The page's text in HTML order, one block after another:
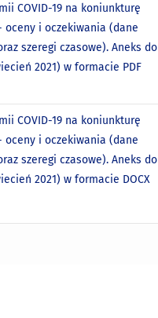
COVID-19 na koniunkturę
oceny i oczekiwania (dane
szeregi czasowe). Aneks do
2021) w formacie PDF
COVID-19 na koniunkturę
oceny i oczekiwania (dane
szeregi czasowe). Aneks do
2021) w formacie DOCX